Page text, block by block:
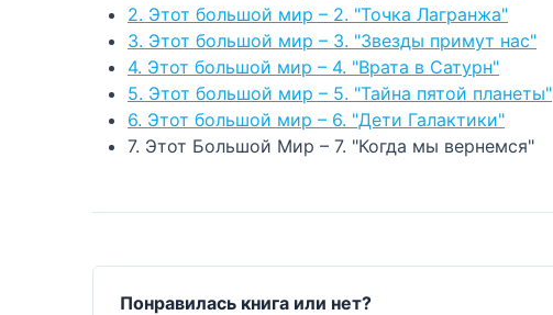
2. Этот большой мир – 2. "Точка Лагранжа"
3. Этот большой мир – 3. "Звезды примут нас"
4. Этот большой мир – 4. "Врата в Сатурн"
5. Этот большой мир – 5. "Тайна пятой планеты"
6. Этот большой мир – 6. "Дети Галактики"
7. Этот Большой Мир – 7. "Когда мы вернемся"
Понравилась книга или нет?